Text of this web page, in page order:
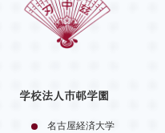
学校法人市邨学園
名古屋経済大学